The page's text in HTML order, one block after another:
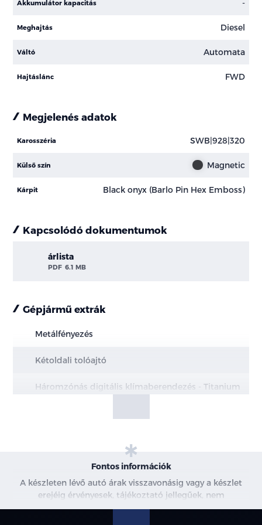
Akkumulátor kapacitás -
Meghajtás Diesel
Váltó Automata
Hajtáslánc FWD
Megjelenés adatok
Karosszéria SWB|928|320
Külső szín Magnetic
Kárpit Black onyx (Barlo Pin Hex Emboss)
Kapcsolódó dokumentumok
árlista
PDF 6.1 MB
Gépjármű extrák
Metálfényezés
Kétoldali tolóajtó
Háromzónás digitális klímaberendezés - Titanium
Fontos információk
A készleten lévő autó árak visszavonásig vagy a készlet
erejéig érvényesek, tájékoztató jellegűek, nem
minősülnek ajánlattételnek, a képek csak illusztrációk. A